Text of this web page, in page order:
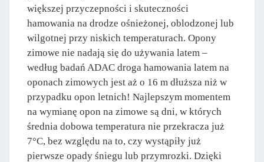
większej przyczepności i skuteczności
hamowania na drodze ośnieżonej, oblodzonej lub
wilgotnej przy niskich temperaturach. Opony
zimowe nie nadają się do używania latem –
według badań ADAC droga hamowania latem na
oponach zimowych jest aż o 16 m dłuższa niż w
przypadku opon letnich! Najlepszym momentem
na wymianę opon na zimowe są dni, w których
średnia dobowa temperatura nie przekracza już
7°C, bez względu na to, czy wystąpiły już
pierwsze opady śniegu lub przymrozki. Dzięki